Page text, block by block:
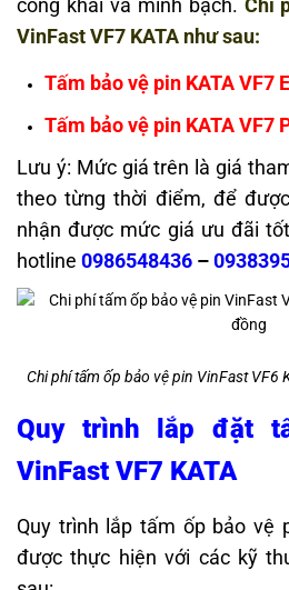
VinFast VF7 KATA như sau:
Tấm bảo vệ pin KATA VF7
Tấm bảo vệ pin KATA VF7
Lưu ý: Mức giá trên là giá
theo từng thời điểm, để
nhận được mức giá ưu đãi
hotline 0986548436 –
Chi phí tấm ốp bảo vệ pin VinFast VF6
Quy trình lắp đặt
VinFast VF7 KATA
Quy trình lắp tấm ốp bảo vệ
được thực hiện với các kỹ